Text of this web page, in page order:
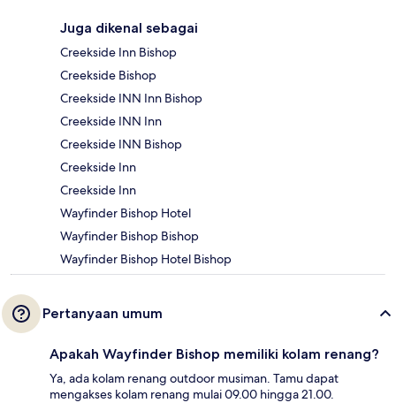
Juga dikenal sebagai
Creekside Inn Bishop
Creekside Bishop
Creekside INN Inn Bishop
Creekside INN Inn
Creekside INN Bishop
Creekside Inn
Creekside Inn
Wayfinder Bishop Hotel
Wayfinder Bishop Bishop
Wayfinder Bishop Hotel Bishop
Pertanyaan umum
Apakah Wayfinder Bishop memiliki kolam renang?
Ya, ada kolam renang outdoor musiman. Tamu dapat
mengakses kolam renang mulai 09.00 hingga 21.00.